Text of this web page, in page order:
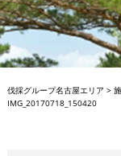
伐採グループ名古屋エリア >
IMG_20170718_150420